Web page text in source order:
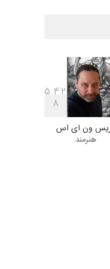
بین‌المللی
بین‌المللی
طنز
5 42
8
ون ای اس
هنرمند